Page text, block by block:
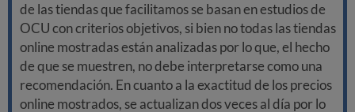
de las tiendas que facilitamos se basan en estudios de
OCU con criterios objetivos, si bien no todas las tiendas
online mostradas están analizadas por lo que, el hecho
de que se muestren, no debe interpretarse como una
recomendación. En cuanto a la exactitud de los precios
online mostrados, se actualizan dos veces al día por lo